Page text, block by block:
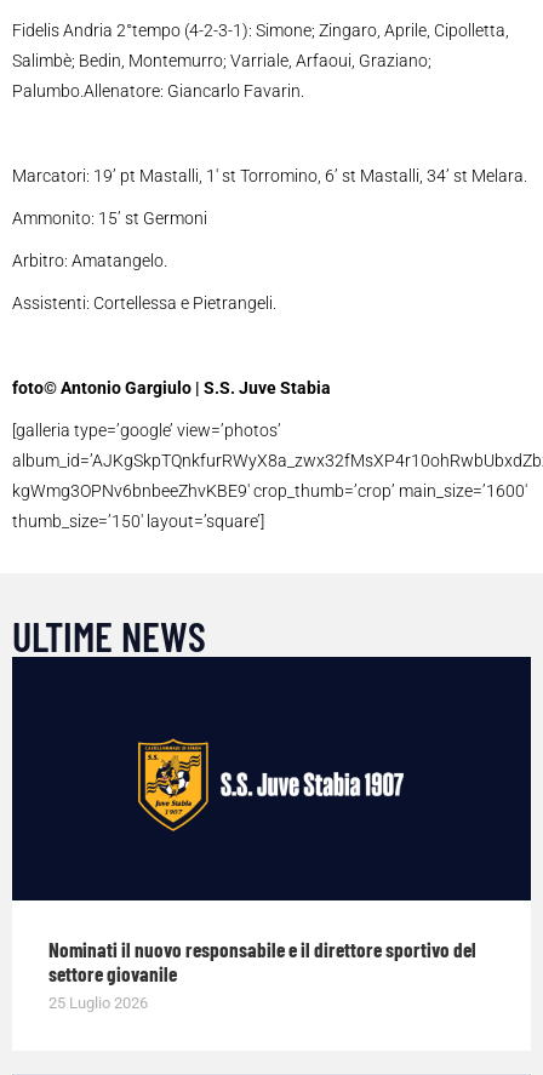
Fidelis Andria 2°tempo (4-2-3-1): Simone; Zingaro, Aprile, Cipolletta,
Salimbè; Bedin, Montemurro; Varriale, Arfaoui, Graziano;
Palumbo.Allenatore: Giancarlo Favarin.
Marcatori: 19’ pt Mastalli, 1′ st Torromino, 6’ st Mastalli, 34’ st Melara.
Ammonito: 15’ st Germoni
Arbitro: Amatangelo.
Assistenti: Cortellessa e Pietrangeli.
foto© Antonio Gargiulo | S.S. Juve Stabia
[galleria type=’google’ view=’photos’
kgWmg3OPNv6bnbeeZhvKBE9′ crop_thumb=’crop’ main_size=’1600′
thumb_size=’150′ layout=’square’]
ULTIME NEWS
Nominati il nuovo responsabile e il direttore sportivo del
settore giovanile
25 Luglio 2026